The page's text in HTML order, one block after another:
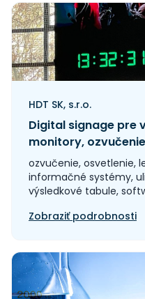
HDT SK, s.r.o.
Digital signage pre
monitory,
ozvučenie, osvetlenie,
informačné systémy,
výsledkové tabule,
Zobraziť podrobnosti